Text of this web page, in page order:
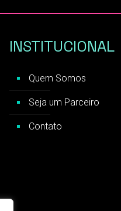
INSTITUCIONAL
Quem Somos
Seja um Parceiro
Contato